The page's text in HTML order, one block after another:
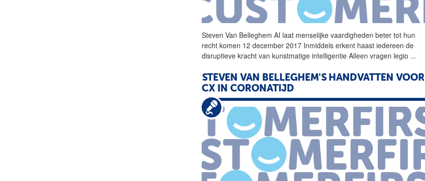
Steven Van Belleghem AI laat menselijke vaardigheden beter tot hun
recht komen 12 december 2017 Inmiddels erkent haast iedereen de
disruptieve krachtvan kunstmatige intelligentie Alleen vragen legio ...
STEVEN VAN BELLEGHEM'S HANDVATTEN VOOR
CX IN CORONATIJD